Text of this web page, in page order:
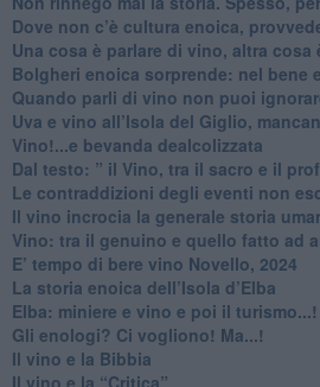
​Dove non c’è cultura enoica,
​Una cosa è parlare di vino, altra cosa
Bolgheri enoica sorprende: nel bene
​Quando parli di vino non puoi
Uva e vino all’Isola del Giglio,
​Vino!...e bevanda dealcolizzata
​Dal testo: ” il Vino, tra il sacro e il
Le contraddizioni degli eventi non
​Il vino incrocia la generale storia
Vino: tra il genuino e quello fatto ad
E’ tempo di bere vino Novello, 2024
La storia enoica dell’Isola d’Elba
Elba: miniere e vino e poi il turismo...!
​Gli enologi? Ci vogliono! Ma...!
​Il vino e la Bibbia